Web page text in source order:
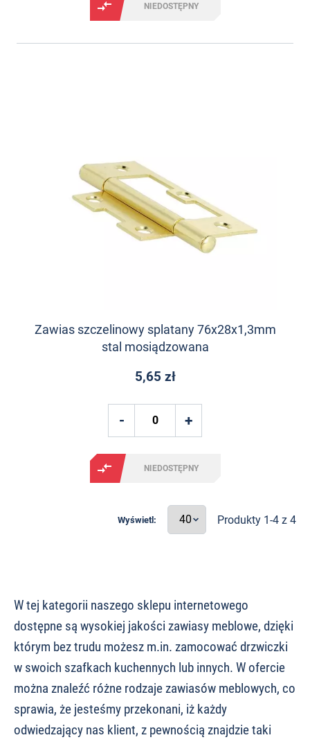
NIEDOSTĘPNY
Zawias szczelinowy splatany 76x28x1,3mm
stal mosiądzowana
5,65 zł
NIEDOSTĘPNY
Wyświetl: Produkty 1-4 z 4
W tej kategorii naszego sklepu internetowego
dostępne są wysokiej jakości zawiasy meblowe, dzięki
którym bez trudu możesz m.in. zamocować drzwiczki
w swoich szafkach kuchennych lub innych. W ofercie
można znaleźć różne rodzaje zawiasów meblowych, co
sprawia, że jesteśmy przekonani, iż każdy
odwiedzający nas klient, z pewnością znajdzie taki